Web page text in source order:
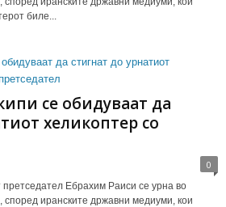
биле...
се обидуваат да
хеликоптер со
0
претседател Ебрахим Раиси се урна во
според иранските државни медиуми, кои